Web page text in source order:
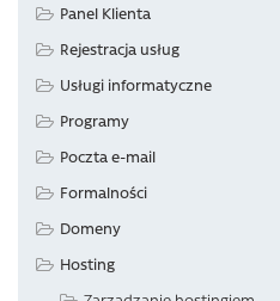
Panel Klienta
Rejestracja usług
Usługi informatyczne
Programy
Poczta e-mail
Formalności
Domeny
Hosting